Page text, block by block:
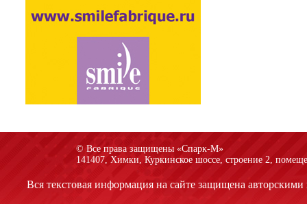
© Все права защищены «Спарк-M»
141407, Химки, Куркинское шоссе, строение 2,
Вся текстовая информация на сайте защищена